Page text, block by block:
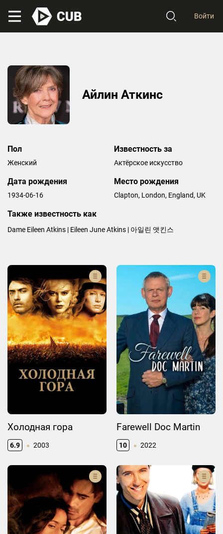
Войти
Айлин Аткинс
Пол
Женский
Известность за
Актёрское искусство
Дата рождения
1934-06-16
Место рождения
Clapton, London, England, UK
Также известность как
Dame Eileen Atkins | Eileen June Atkins | 아일린 앳킨스
Холодная гора
6.9 2003
Farewell Doc Martin
10 2022